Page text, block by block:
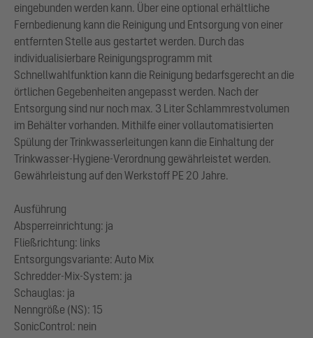
eingebunden werden kann. Über eine optional erhältliche
Fernbedienung kann die Reinigung und Entsorgung von einer
entfernten Stelle aus gestartet werden. Durch das
individualisierbare Reinigungsprogramm mit
Schnellwahlfunktion kann die Reinigung bedarfsgerecht an die
örtlichen Gegebenheiten angepasst werden. Nach der
Entsorgung sind nur noch max. 3 Liter Schlammrestvolumen
im Behälter vorhanden. Mithilfe einer vollautomatisierten
Spülung der Trinkwasserleitungen kann die Einhaltung der
Trinkwasser-Hygiene-Verordnung gewährleistet werden.
Gewährleistung auf den Werkstoff PE 20 Jahre.
Ausführung
Absperreinrichtung: ja
Fließrichtung: links
Entsorgungsvariante: Auto Mix
Schredder-Mix-System: ja
Schauglas: ja
Nenngröße (NS): 15
SonicControl: nein